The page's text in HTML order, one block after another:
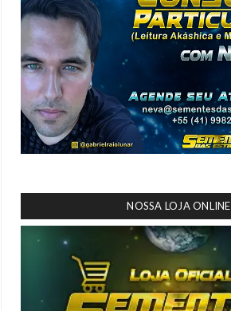
NOSSA LOJA ONLINE